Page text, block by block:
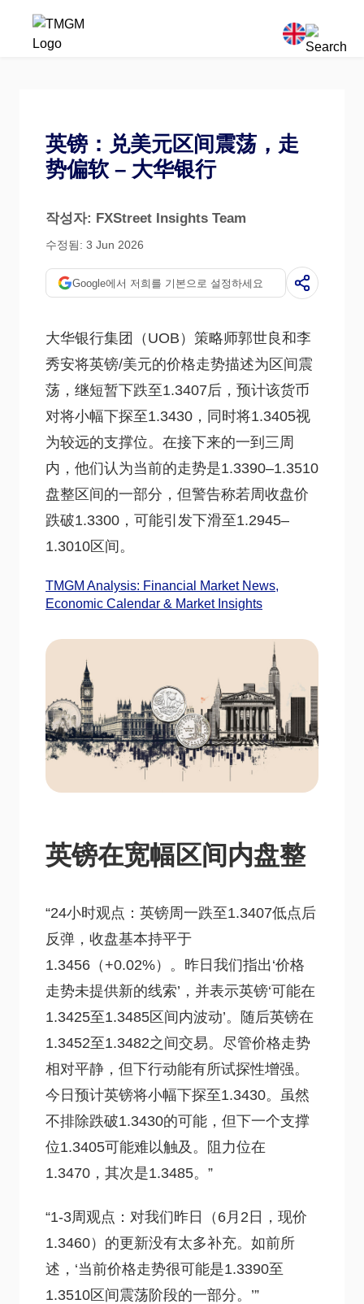
英镑：兑美元区间震荡，走
势偏软 – 大华银行
작성자: FXStreet Insights Team
수정됨: 3 Jun 2026
Google에서 저희를 기본으로 설정하세요
大华银行集团（UOB）策略师郭世良和李
秀安将英镑/美元的价格走势描述为区间震
荡，继短暂下跌至1.3407后，预计该货币
对将小幅下探至1.3430，同时将1.3405视
为较远的支撑位。在接下来的一到三周
内，他们认为当前的走势是1.3390–1.3510
盘整区间的一部分，但警告称若周收盘价
跌破1.3300，可能引发下滑至1.2945–
1.3010区间。
TMGM Analysis: Financial Market News,
Economic Calendar & Market Insights
英镑在宽幅区间内盘整
“24小时观点：英镑周一跌至1.3407低点后
反弹，收盘基本持平于
1.3456（+0.02%）。昨日我们指出‘价格
走势未提供新的线索’，并表示英镑‘可能在
1.3425至1.3485区间内波动’。随后英镑在
1.3452至1.3482之间交易。尽管价格走势
相对平静，但下行动能有所试探性增强。
今日预计英镑将小幅下探至1.3430。虽然
不排除跌破1.3430的可能，但下一个支撑
位1.3405可能难以触及。阻力位在
1.3470，其次是1.3485。”
“1-3周观点：对我们昨日（6月2日，现价
1.3460）的更新没有太多补充。如前所
述，‘当前价格走势很可能是1.3390至
1.3510区间震荡阶段的一部分。’”